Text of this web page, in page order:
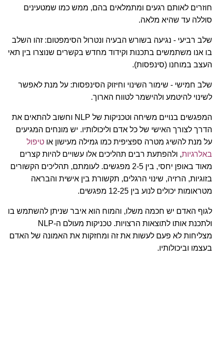
חוזרים לאותם רגעים ומתמלאים בהם, ממש כמו שמטעינים
סוללה עד שהיא מלאה.
שלב רביעי - נגיעה בשורש הבעיה ונטרול הסימפטום: זהו השלב
בו אנו משתמשים בתכנות וקידוד מחדש בקשרים שנוצרו בין תאי
העצב במוחנו (סינפסות).
שלב חמישי - שימור השינוי וחיזוק הסינפסות: על מנת לאפשר
לשינוי להיטמע ולהישמר לטווח הארוך.
המפגשים בנויים משיחה וטכניקות של NLP וחשוב להתאים את
הדרך לצורך האישי של כל אדם וליכולותיו. יש מונחים המגיעים
על מנת להשיג מטרה ספציפית כמו גמילה מעישון או טיפול
באלרגיות, ולהפתעת רבים תהליכים אלו עשויים להיות קצרים
מאוד באופן יחסי, בין 2-5 מפגשים. לעומתם, תהליכים הקשורים
בזוגיות, הרזיה, שינוי הרגלים, תקשורת בין אישית והבראה
מטראומות יכולים לנוע בין 12-25 מפגשים.
לגוף האדם יש חכמה משלו, והמוח הוא איבר שניתן להשתמש בו
ולתכנת אותו לתוצאות הרצויות. טכניקות מעולם ה-NLP
מצליחות לא פעם לעשות את זה ומחזקות את האמונה של האדם
בעצמו וביכולותיו.